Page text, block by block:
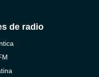
de radio